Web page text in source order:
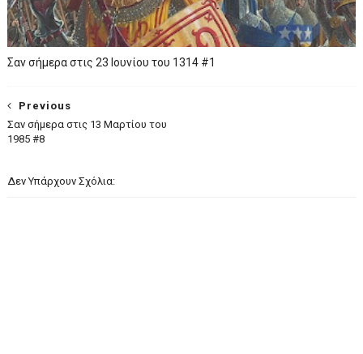
Σαν σήμερα στις 23 Ιουνίου του 1314 #1
Previous
Σαν σήμερα στις 13 Mαρτίου του
1985 #8
Δεν Υπάρχουν Σχόλια: